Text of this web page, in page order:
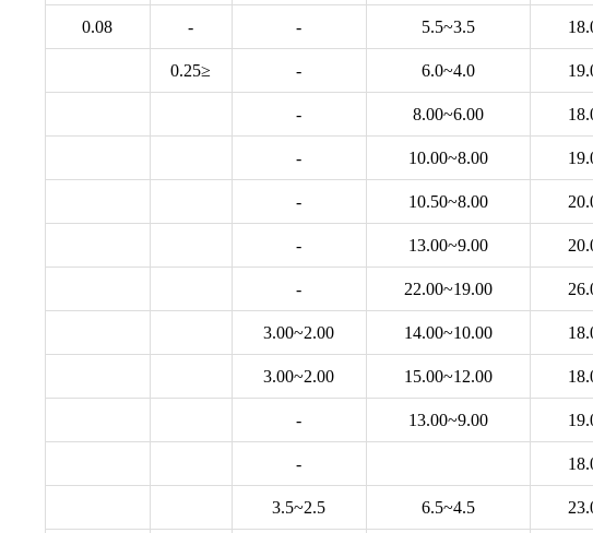
3.5~5.5
-
-
0.08
4.0~6.0
-
≤0.25
6.00~8.00
-
8.00~10.00
-
8.00~10.50
-
9.00~13.00
-
19.00~22.00
-
10.00~14.00
2.00~3.00
12.00~15.00
2.00~3.00
9.00~13.00
-
-
4.5~6.5
2.5~3.5